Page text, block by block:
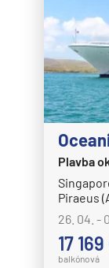
Plavba
Piraeus
26. 04. -
17
balkónová